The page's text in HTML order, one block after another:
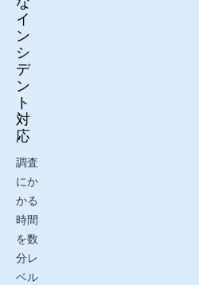
イ
ン
シ
デ
ン
ト
対
応
調査
にか
かる
時間
を数
分レ
ベル